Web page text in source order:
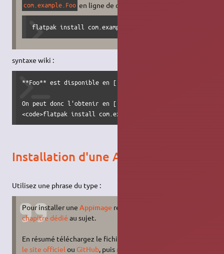
com.example.Foo en ligne de commande :
flatpak install com.example.Foo
syntaxe wiki :
**Foo** est disponible en [[:Flatpak]] sur le dépôt
On peut donc l'obtenir en
<code>flatpak install com.example.Foo</code>
Installation d'une Appimage
Utilisez une phrase du type :
Pour installer uneAppimage référez-vous avant tout au
chapitre dédié au sujet.
En résumé téléchargez le fichier
le site officiel ou GitHub, puis rendez-le exécutable